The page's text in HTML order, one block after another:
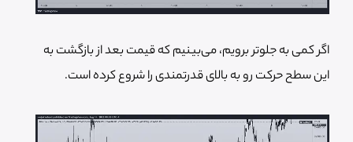
اگر کمی به جلوتر برویم، می‌بینیم که قیمت بعد از بازگشت به
این سطح حرکت رو به بالای قدرتمندی را شروع کرده است.